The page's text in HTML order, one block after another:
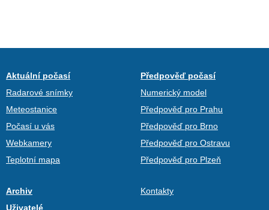
Aktuální počasí
Radarové snímky
Meteostanice
Počasí u vás
Webkamery
Teplotní mapa
Předpověď počasí
Numerický model
Předpověď pro Prahu
Předpověď pro Brno
Předpověď pro Ostravu
Předpověď pro Plzeň
Archiv
Uživatelé
Kontakty